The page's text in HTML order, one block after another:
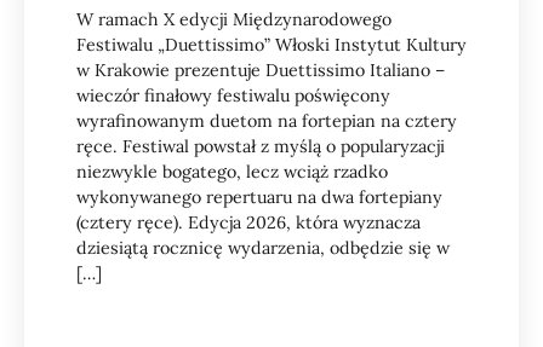
W ramach X edycji Międzynarodowego
Festiwalu „Duettissimo” Włoski Instytut Kultury
w Krakowie prezentuje Duettissimo Italiano –
wieczór finałowy festiwalu poświęcony
wyrafinowanym duetom na fortepian na cztery
ręce. Festiwal powstał z myślą o popularyzacji
niezwykle bogatego, lecz wciąż rzadko
wykonywanego repertuaru na dwa fortepiany
(cztery ręce). Edycja 2026, która wyznacza
dziesiątą rocznicę wydarzenia, odbędzie się w
[…]